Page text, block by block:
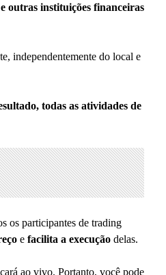
outras instituições financeiras
independentemente do local e
todas as atividades de
os participantes de trading
e facilita a execução delas.
ao vivo. Portanto, você pode